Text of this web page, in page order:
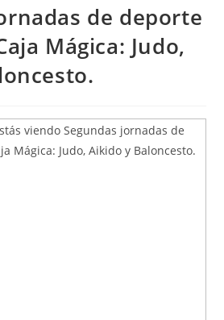
de deporte
Mágica: Judo,